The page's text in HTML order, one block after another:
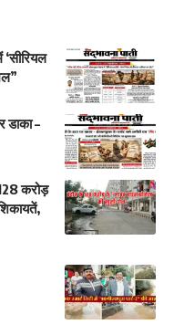
‘सीरियल
डाका –
करोड़